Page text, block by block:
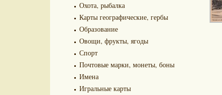
Охота, рыбалка
Карты географические, гербы
Образование
Овощи, фрукты, ягоды
Спорт
Почтовые марки, монеты, боны
Имена
Игральные карты